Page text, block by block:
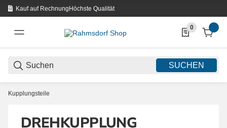
Kauf auf RechnungHöchste Qualität
SUCHEN
0
0 Produkte in
Kupplungsteile
DREHKUPPLUNG